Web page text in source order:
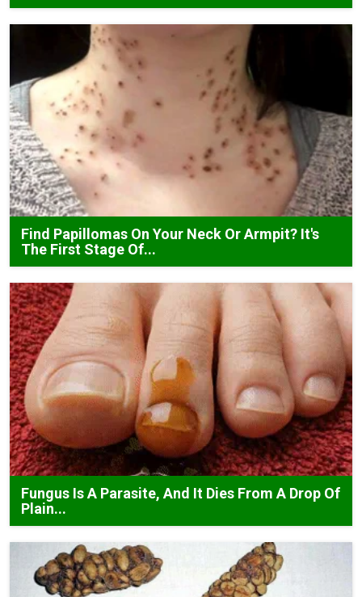
Find Papillomas On Your Neck Or Armpit? It's
The First Stage Of...
Fungus Is A Parasite, And It Dies From A Drop Of
Plain...